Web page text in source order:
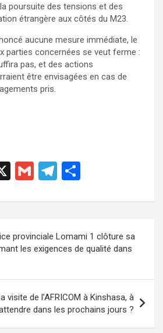
poursuite des tensions et des
étrangère aux côtés du M23.
aucune mesure immédiate, le
parties concernées se veut ferme :
pas, et des actions
être envisagées en cas de
pris.
X
G
ail
T
e
a
ta
g
er
provinciale Lomami 1 clôture sa
les exigences de qualité dans
visite de l’AFRICOM à Kinshasa, à
dans les prochains jours ?